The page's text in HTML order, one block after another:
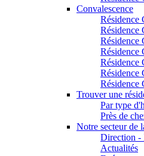
Convalescence
Résidence
Résidence
Résidence
Résidence
Résidence
Résidence
Résidence
Trouver une
Par type
Près de
Notre secteur de
Direction -
Actualités